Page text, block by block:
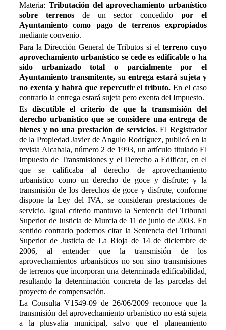
Materia: Tributación del aprovechamiento urbanístico
sobre terrenosde un sector concedidopor el
Ayuntamiento como pago de terrenos expropiados
mediante convenio.
Para la Dirección General de Tributos si elterreno cuyo
aprovechamiento urbanístico se cede es edificable o ha
sido urbanizado total o parcialmente por el
Ayuntamiento transmitente, su entrega estará sujeta y
no exenta y habrá que repercutir el tributo. En el caso
contrario la entrega estará sujeta pero exenta del Impuesto.
Es discutible el criterio de que la transmisión del
derecho urbanístico que se considere una entrega de
bienes y no una prestación de servicios. El Registrador
de la Propiedad Javier de Angulo Rodríguez, publicó en la
revista Alcabala, número 2 de 1993, un artículo titulado El
Impuesto de Transmisiones y el Derecho aEdificar, en el
que se calificaba al derecho de aprovechamiento
urbanístico como un derecho de goce y disfrute; y la
transmisión de los derechos de goce y disfrute, conforme
dispone la Ley del IVA, se consideran prestaciones de
servicio. Igual criterio mantuvo la Sentencia del Tribunal
Superior de Justicia de Murcia de 11 de junio de 2003. En
sentido contrario podemos citar la Sentencia del Tribunal
Superior de Justicia de La Rioja de 14 de diciembre de
2006, al entender que la transmisión de los
aprovechamientos urbanísticos no son sino transmisiones
de terrenos que incorporan una determinada edificabilidad,
resultando la determinación concreta de las parcelas del
proyecto de compensación.
La Consulta V1549-09 de 26/06/2009 reconoce que la
transmisión del aprovechamiento urbanístico no está sujeta
a la plusvalía municipal, salvo que el planeamiento